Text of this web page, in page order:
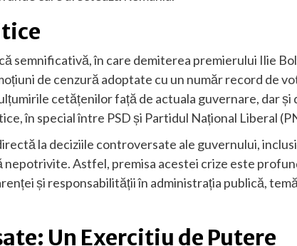
semnificativă, în care demiterea premierului Ilie
de cenzură adoptate cu un număr record de
cetățenilor față de actuala guvernare, dar și
în special între PSD și Partidul Național Liberal
la deciziile controversate ale guvernului,
nepotrivite. Astfel, premisa acestei crize este
și responsabilității în administrația publică,
Un Exercițiu de Putere